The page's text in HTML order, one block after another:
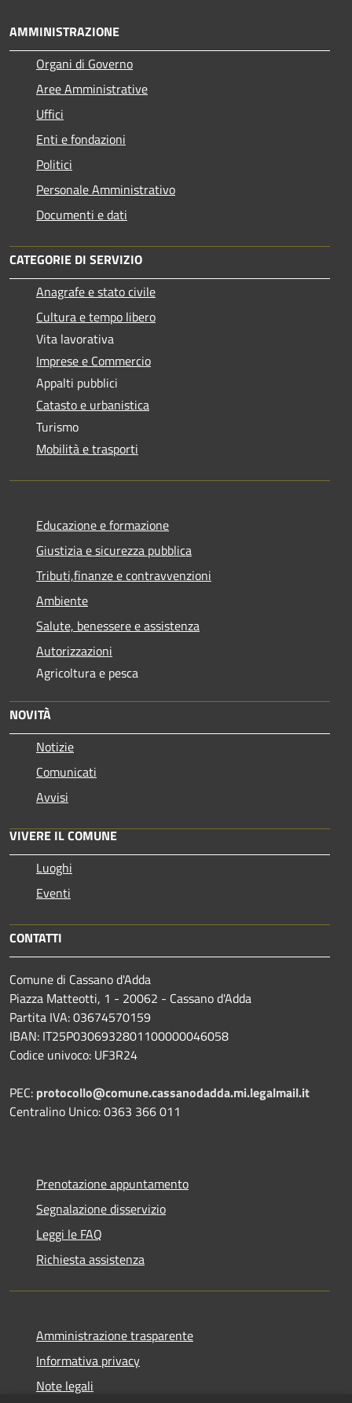
AMMINISTRAZIONE
Organi di Governo
Aree Amministrative
Uffici
Enti e fondazioni
Politici
Personale Amministrativo
Documenti e dati
CATEGORIE DI SERVIZIO
Anagrafe e stato civile
Cultura e tempo libero
Vita lavorativa
Imprese e Commercio
Appalti pubblici
Catasto e urbanistica
Turismo
Mobilità e trasporti
Educazione e formazione
Giustizia e sicurezza pubblica
Tributi,finanze e contravvenzioni
Ambiente
Salute, benessere e assistenza
Autorizzazioni
Agricoltura e pesca
NOVITÀ
Notizie
Comunicati
Avvisi
VIVERE IL COMUNE
Luoghi
Eventi
CONTATTI
Comune di Cassano d'Adda
Piazza Matteotti, 1 - 20062 - Cassano d'Adda
Partita IVA: 03674570159
IBAN: IT25P0306932801100000046058
Codice univoco: UF3R24
PEC: protocollo@comune.cassanodadda.mi.legalmail.it
Centralino Unico: 0363 366 011
Prenotazione appuntamento
Segnalazione disservizio
Leggi le FAQ
Richiesta assistenza
Amministrazione trasparente
Informativa privacy
Note legali